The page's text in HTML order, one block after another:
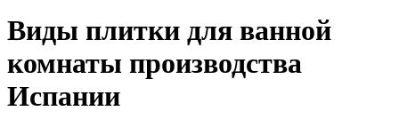
Виды плитки для ванной
комнаты производства
Испании